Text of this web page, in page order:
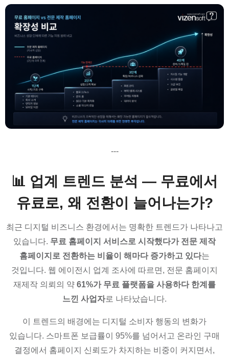
---
📊 업계 트렌드 분석 — 무료에서
유료로, 왜 전환이 늘어나는가?
최근 디지털 비즈니스 환경에서는 명확한 트렌드가 나타나고
있습니다. 무료 홈페이지 서비스로 시작했다가 전문 제작
홈페이지로 전환하는 비율이 해마다 증가하고 있다는
것입니다. 웹 에이전시 업계 조사에 따르면, 전문 홈페이지
재제작 의뢰의 약 61%가 무료 플랫폼을 사용하다 한계를
느낀 사업자로 나타났습니다.
이 트렌드의 배경에는 디지털 소비자 행동의 변화가
있습니다. 스마트폰 보급률이 95%를 넘어서고 온라인 구매
결정에서 홈페이지 신뢰도가 차지하는 비중이 커지면서,